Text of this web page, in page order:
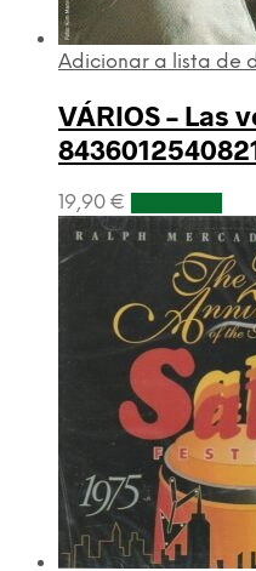
Adicionar a lista de
VÁRIOS – Las
19,90 €